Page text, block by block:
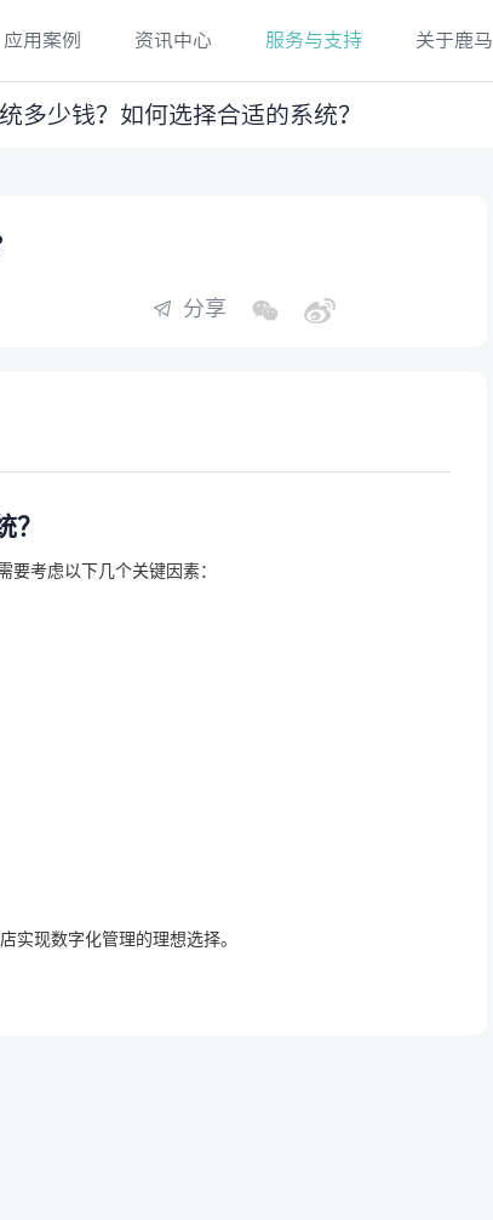
应用案例 资讯中心 服务与支持 关于鹿马
多少钱？如何选择合适的系统？
分享
？
要考虑以下几个关键因素：
实现数字化管理的理想选择。